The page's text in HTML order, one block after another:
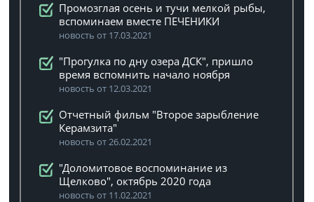
Промозглая осень и тучи мелкой рыбы,
вспоминаем вместе ПЕЧЕНИКИ
новость от 17.03.2021
"Прогулка по дну озера ДСК", пришло
время вспомнить начало ноября
новость от 12.03.2021
Отчетный фильм "Второе зарыбление
Керамзита"
новость от 26.02.2021
"Доломитовое воспоминание из
Щелково", октябрь 2020 года
новость от 11.02.2021